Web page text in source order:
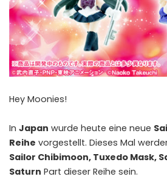
Hey Moonies!
In Japan wurde heute eine neue
Reihe vorgestellt. Dieses Mal
Sailor Chibimoon, Tuxedo Mask,
Saturn Part dieser Reihe sein.